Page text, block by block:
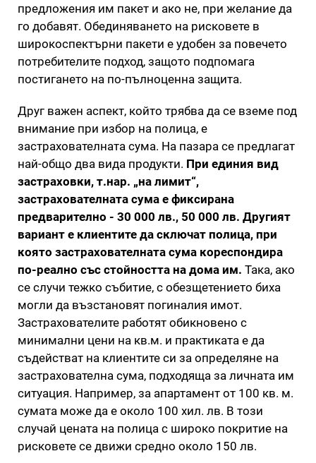
предложения им пакет и ако не, при желание да
го добавят. Обединяването на рисковете в
широкоспектърни пакети е удобен за повечето
потребителите подход, защото подпомага
постигането на по-пълноценна защита.
Друг важен аспект, който трябва да се вземе под
внимание при избор на полица, е
застрахователната сума. На пазара се предлагат
най-общо два вида продукти. При единия вид
застраховки, т.нар. „на лимит“,
застрахователната сума е фиксирана
предварително - 30 000 лв., 50 000 лв. Другият
вариант е клиентите да сключат полица, при
която застрахователната сума кореспондира
по-реално със стойността на дома им. Така, ако
се случи тежко събитие, с обезщетението биха
могли да възстановят погиналия имот.
Застрахователите работят обикновено с
минимални цени на кв.м. и практиката е да
съдействат на клиентите си за определяне на
застрахователна сума, подходяща за личната им
ситуация. Например, за апартамент от 100 кв. м.
сумата може да е около 100 хил. лв. В този
случай цената на полица с широко покритие на
рисковете се движи средно около 150 лв.